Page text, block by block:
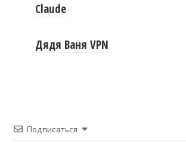
Claude
Дядя Ваня VPN
Подписаться